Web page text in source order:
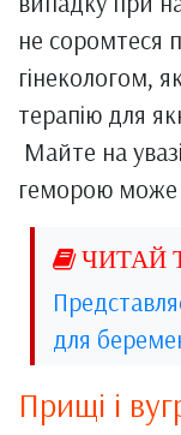
не соромтеся
гінекологом,
терапію для
Майте на
геморою
для
Прищі і